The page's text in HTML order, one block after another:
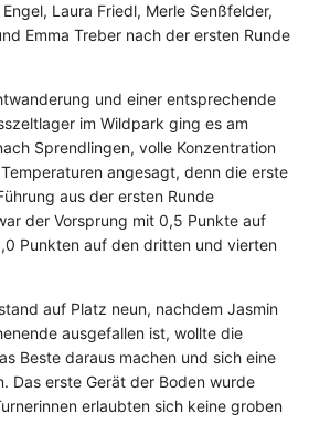
Laura Friedl, Merle Senßfelder,
Emma Treber nach der ersten Runde
und einer entsprechende
im Wildpark ging es am
Sprendlingen, volle Konzentration
angesagt, denn die erste
aus der ersten Runde
der Vorsprung mit 0,5 Punkte auf
Punkten auf den dritten und vierten
auf Platz neun, nachdem Jasmin
ausgefallen ist, wollte die
Beste daraus machen und sich eine
Das erste Gerät der Boden wurde
erlaubten sich keine groben